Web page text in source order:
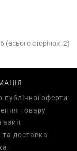
(всього сторінок: 2)
публічної оферти
товару
та доставка